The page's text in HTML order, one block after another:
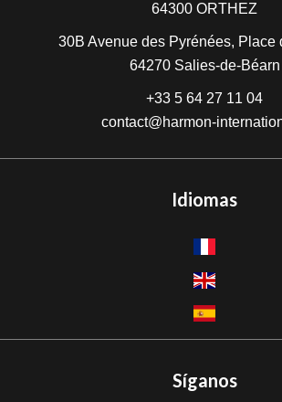
64300 ORTHEZ
30B Avenue des Pyrénées, Place
64270 Salies-de-Béarn
+33 5 64 27 11 04
contact@harmon-
Idiomas
Síganos